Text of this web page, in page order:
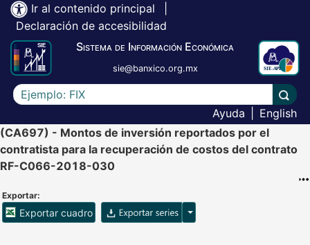
Ir al contenido principal
Declaración de accesibilidad
Sistema de Información Económica
sie@banxico.org.mx
Escriba el texto a buscar
Ayuda
English
(CA697) - Montos de inversión reportados por el
contratista para la recuperación de costos del contrato
RF-C066-2018-030
Exportar:
Exportar cuadro Opciones para exportar